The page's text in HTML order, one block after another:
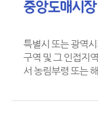
중앙도매시장
특별시 또는 광역
구역 및 그 인접지
서 농림부령 또는